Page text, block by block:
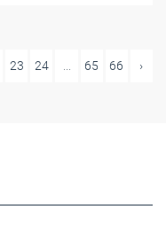
23 24 ... 65 66 ›